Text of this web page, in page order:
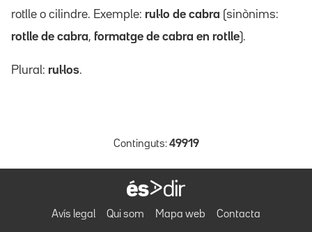
rotlle o cilindre. Exemple: rul·lo de cabra (sinònims:
rotlle de cabra, formatge de cabra en rotlle).
Plural: rul·los.
Continguts: 49919
Avís legal Qui som Mapa web Contacta